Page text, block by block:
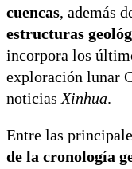
cuencas, además
estructuras
incorpora los
exploración lunar
noticias Xinhua.
Entre las
de la cronología